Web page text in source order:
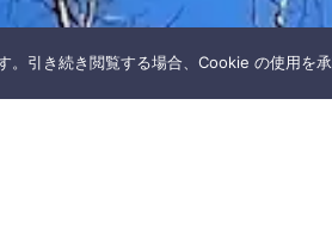
引き続き閲覧する場合、Cookie の使用を